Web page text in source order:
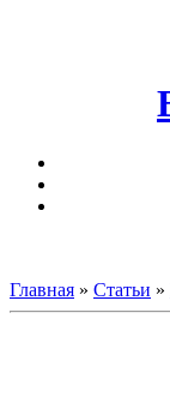
Главная » Статьи »